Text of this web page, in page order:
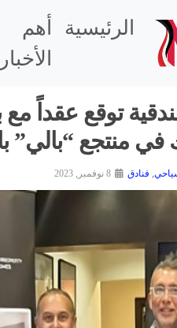
الرئيسية
أهم
الأخبار
توقع عقداً
في منتجع “بالي”
, فنادق